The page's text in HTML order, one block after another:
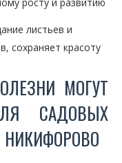
листьев и
сохраняет красоту
МОГУТ
САДОВЫХ
НИКИФОРОВО